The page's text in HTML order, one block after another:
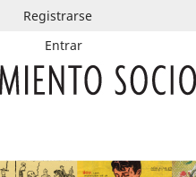
Registrarse
Entrar